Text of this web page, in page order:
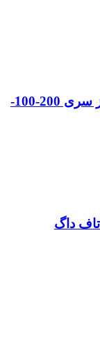
فنر لول جلو و عقب تویوتا لندکروز سری 200-100-